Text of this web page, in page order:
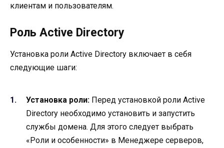
клиентам и пользователям.
Роль Active Directory
Установка роли Active Directory включает в себя
следующие шаги:
Установка роли: Перед установкой роли Active
Directory необходимо установить и запустить
службы домена. Для этого следует выбрать
«Роли и особенности» в Менеджере серверов,